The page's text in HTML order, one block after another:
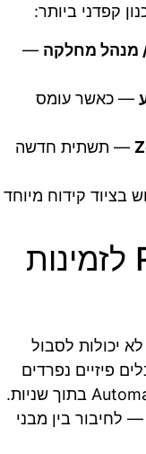
קפדני ביותר:
מנהל מחלקה —
— כאשר עומס
— תשתית חדשה
בציוד קידוח מיוחד
Redundant Paths לזמינות
יכולות לסבול
פיזיים נפרדים
לכל מחלקה קריטית, עם Automatic Failover בתוך שניות.
— לחיבור בין מבני